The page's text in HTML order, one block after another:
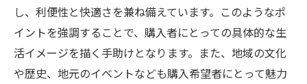
し、利便性と快適さを兼ね備えています。このようなポ
イントを強調することで、購入者にとっての具体的な生
活イメージを描く手助けとなります。また、地域の文化
や歴史、地元のイベントなども購入希望者にとって魅力